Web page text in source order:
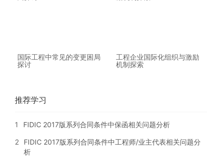
国际工程中常见的变更困局
探讨
工程企业国际化组织与激励
机制探索
推荐学习
1 FIDIC 2017版系列合同条件中保函相关问题分析
2
FIDIC 2017版系列合同条件中工程师/业主代表相关问题分
析